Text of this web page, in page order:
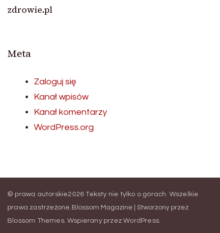
zdrowie.pl
Meta
Zaloguj się
Kanał wpisów
Kanał komentarzy
WordPress.org
© prawa autorskie2026Teksty nie tylko o górach. Wszelkie
prawa zastrzeżone. Blossom Magazine | Stworzony przez
Blossom Themes. Wspierany przezWordPress.